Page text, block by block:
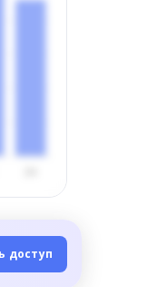
доступ